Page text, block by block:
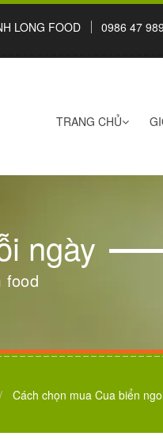
LONG FOOD
0986 47
TRANG CHỦ
ngày
food
Cách chọn mua Cua biển